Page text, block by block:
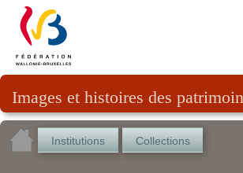
Images et histoires des
Institutions Collections